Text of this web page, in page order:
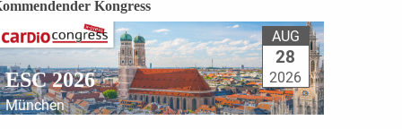
Kongress
ESC 2026
München
AUG
28
2026